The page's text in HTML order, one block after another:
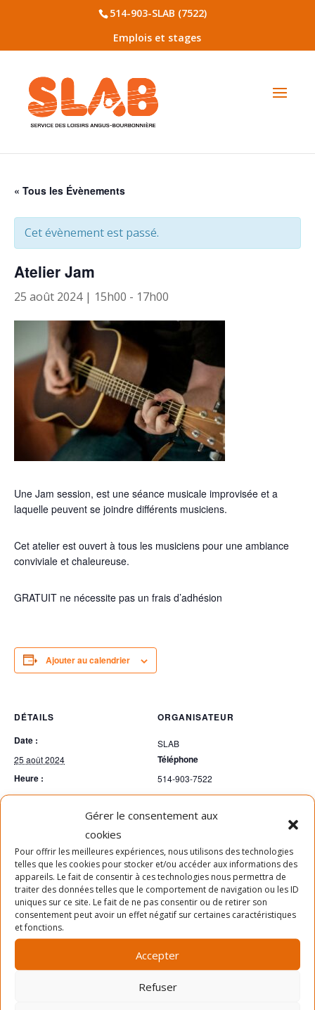
Gérer le consentement aux
cookies
Pour offrir les meilleures expériences, nous utilisons des technologies
telles que les cookies pour stocker et/ou accéder aux informations des
appareils. Le fait de consentir à ces technologies nous permettra de
traiter des données telles que le comportement de navigation ou les ID
uniques sur ce site. Le fait de ne pas consentir ou de retirer son
consentement peut avoir un effet négatif sur certaines caractéristiques
et fonctions.
Accepter
Refuser
514-903-SLAB (7522)
Emplois et stages
« Tous les Évènements
Cet évènement est passé.
Atelier Jam
25 août 2024 | 15h00 - 17h00
Une Jam session, est une séance musicale improvisée et a
laquelle peuvent se joindre différents musiciens.
Cet atelier est ouvert à tous les musiciens pour une ambiance
conviviale et chaleureuse.
GRATUIT ne nécessite pas un frais d’adhésion
Ajouter au calendrier
DÉTAILS
Date :
25 août 2024
Heure :
15h00 - 17h00
ORGANISATEUR
SLAB
Téléphone
514-903-7522